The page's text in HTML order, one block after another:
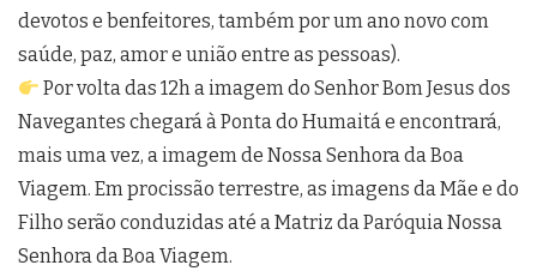
devotos e benfeitores, também por um ano novo com
saúde, paz, amor e união entre as pessoas).
Por volta das 12h a imagem do Senhor Bom Jesus dos
Navegantes chegará à Ponta do Humaitá e encontrará,
mais uma vez, a imagem de Nossa Senhora da Boa
Viagem. Em procissão terrestre, as imagens da Mãe e do
Filho serão conduzidas até a Matriz da Paróquia Nossa
Senhora da Boa Viagem.